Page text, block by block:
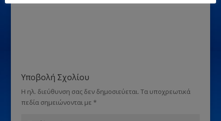
Υποβολή Σχολίου
Η ηλ. διεύθυνση σας δεν δημοσιεύεται. Τα υποχρεωτικά
πεδία σημειώνονται με *